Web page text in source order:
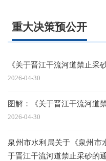
重大决策预公开
《关于晋江干流河道禁止采
2026-04-30
图解：《关于晋江干流河道
2026-04-30
泉州市水利局关于《泉州市
于晋江干流河道禁止采砂的